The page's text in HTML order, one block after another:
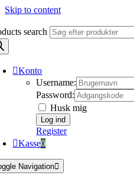
Skip to content
search
Konto
Username:
Password:
Husk mig
Register
Kasse0
Navigation